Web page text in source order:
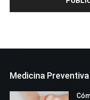
Medicina Preventiva